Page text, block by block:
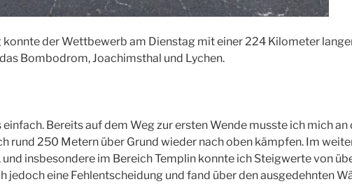
der Wettbewerb am Dienstag mit einer 224 Kilometer
Bombodrom, Joachimsthal und Lychen.
Bereits auf dem Weg zur ersten Wende musste ich mich an
rund 250 Metern über Grund wieder nach oben kämpfen. Im
insbesondere im Bereich Templin konnte ich Steigwerte von
jedoch eine Fehlentscheidung und fand über den ausgedehnten